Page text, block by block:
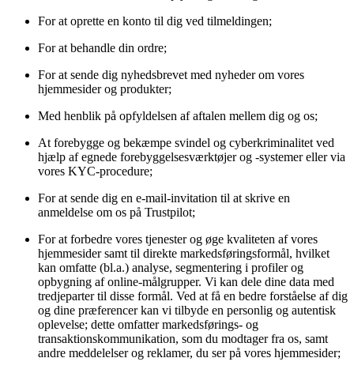
For at oprette en konto til dig ved tilmeldingen;
For at behandle din ordre;
For at sende dig nyhedsbrevet med nyheder om vores
hjemmesider og produkter;
Med henblik på opfyldelsen af aftalen mellem dig og os;
At forebygge og bekæmpe svindel og cyberkriminalitet ved
hjælp af egnede forebyggelsesværktøjer og -systemer eller via
vores KYC-procedure;
For at sende dig en e-mail-invitation til at skrive en
anmeldelse om os på Trustpilot;
For at forbedre vores tjenester og øge kvaliteten af vores
hjemmesider samt til direkte markedsføringsformål, hvilket
kan omfatte (bl.a.) analyse, segmentering i profiler og
opbygning af online-målgrupper. Vi kan dele dine data med
tredjeparter til disse formål. Ved at få en bedre forståelse af dig
og dine præferencer kan vi tilbyde en personlig og autentisk
oplevelse; dette omfatter markedsførings- og
transaktionskommunikation, som du modtager fra os, samt
andre meddelelser og reklamer, du ser på vores hjemmesider;